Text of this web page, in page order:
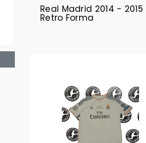
Real Madrid 2014 - 2015
Retro Forma